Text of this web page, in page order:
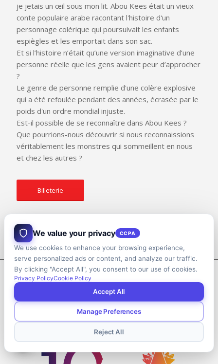
je jetais un œil sous mon lit. Abou Kees était un vieux
conte populaire arabe racontant l'histoire d'un
personnage colérique qui poursuivait les enfants
espiègles et les emportait dans son sac.
Et si l’histoire n’était qu’une version imaginative d’une
personne réelle que les gens avaient peur d’approcher
?
Le genre de personne remplie d'une colère explosive
qui a été refoulée pendant des années, écrasée par le
poids d'un ordre mondial injuste.
Est-il possible de se reconnaître dans Abou Kees ?
Que pourrions-nous découvrir si nous reconnaissions
véritablement les monstres qui sommeillent en nous
et chez les autres ?
Billeterie
À PROPOS DE NOUS
Bienvenue au Festival du film libanais au Canada, où
l’éclat cinématographique rencontre l’échange culturel.
We value your privacy CCPA
We use cookies to enhance your browsing experience,
serve personalized ads or content, and analyze our traffic.
By clicking "Accept All", you consent to our use of cookies.
Privacy PolicyCookie Policy
Accept All
Manage Preferences
Reject All